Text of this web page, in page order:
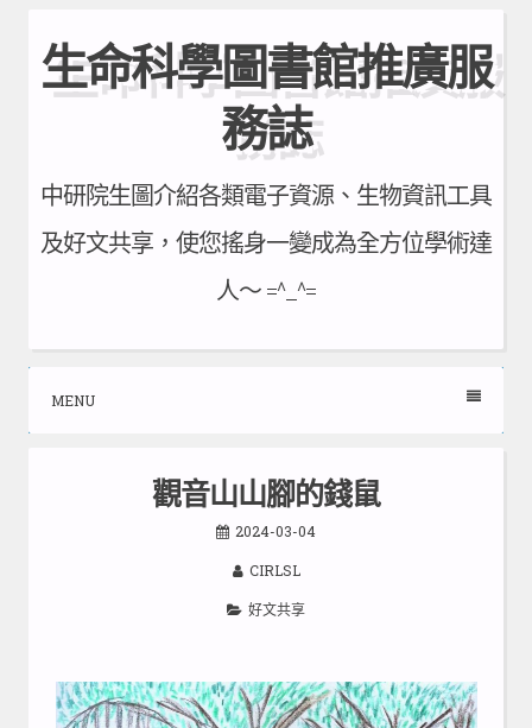
to
content
生命科學圖書館推廣服
務誌
中研院生圖介紹各類電子資源、生物資訊工具
及好文共享，使您搖身一變成為全方位學術達
人～ =^_^=
MENU
觀音山山腳的錢鼠
2024-03-04
CIRLSL
好文共享